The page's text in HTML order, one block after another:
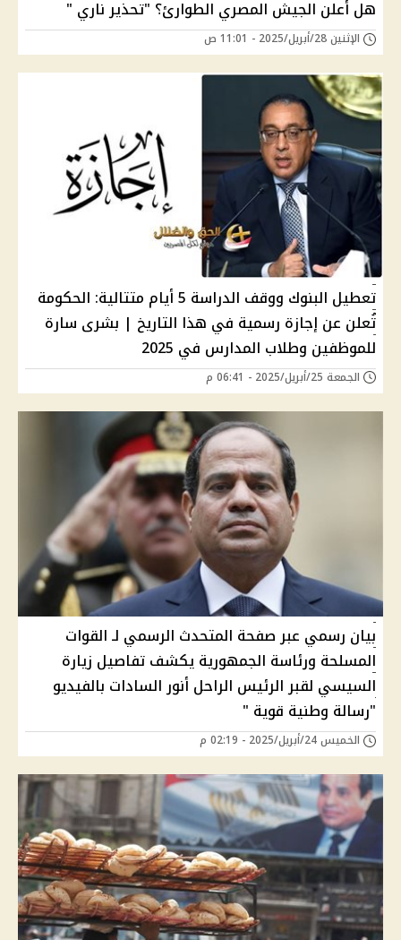
هل أعلن الجيش المصري الطوارئ؟ "تحذير ناري "
الإثنين 28/أبريل/2025 - 11:01 ص
تعطيل البنوك ووقف الدراسة 5 أيام متتالية: الحكومة
تُعلن عن إجازة رسمية في هذا التاريخ | بشرى سارة
للموظفين وطلاب المدارس في 2025
الجمعة 25/أبريل/2025 - 06:41 م
بيان رسمي عبر صفحة المتحدث الرسمي لـ القوات
المسلحة ورئاسة الجمهورية يكشف تفاصيل زيارة
السيسي لقبر الرئيس الراحل أنور السادات بالفيديو
"رسالة وطنية قوية "
الخميس 24/أبريل/2025 - 02:19 م